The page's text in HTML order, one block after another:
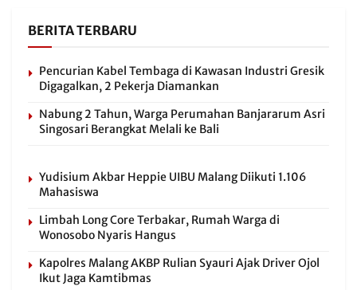
BERITA TERBARU
Pencurian Kabel Tembaga di Kawasan Industri Gresik
Digagalkan, 2 Pekerja Diamankan
Nabung 2 Tahun, Warga Perumahan Banjararum Asri
Singosari Berangkat Melali ke Bali
Yudisium Akbar Heppie UIBU Malang Diikuti 1.106
Mahasiswa
Limbah Long Core Terbakar, Rumah Warga di
Wonosobo Nyaris Hangus
Kapolres Malang AKBP Rulian Syauri Ajak Driver Ojol
Ikut Jaga Kamtibmas